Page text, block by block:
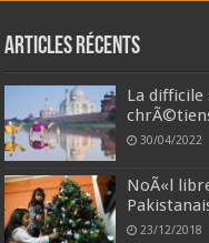
Articles récents
La difficile
30/04/2022
NoÃ«l
23/12/2018